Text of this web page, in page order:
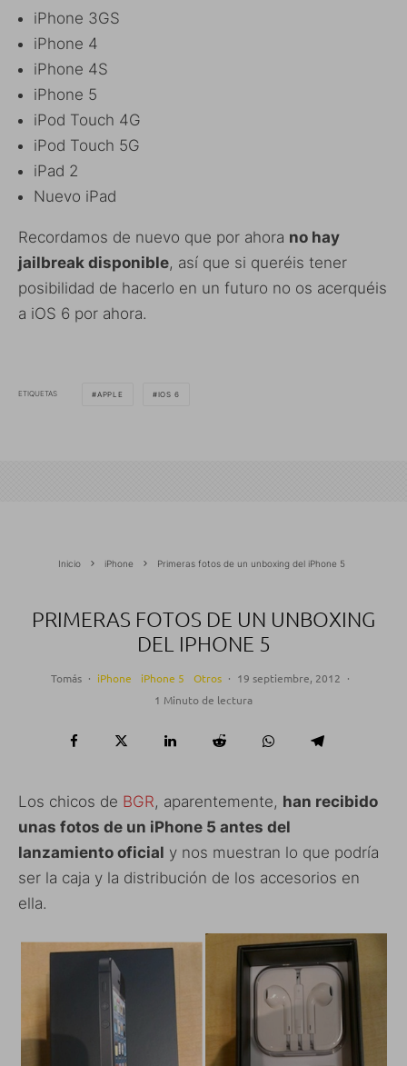
iPhone 3GS
iPhone 4
iPhone 4S
iPhone 5
iPod Touch 4G
iPod Touch 5G
iPad 2
Nuevo iPad
Recordamos de nuevo que por ahora no hay
jailbreak disponible, así que si queréis tener
posibilidad de hacerlo en un futuro no os acerquéis
a iOS 6 por ahora.
ETIQUETAS APPLE IOS 6
Inicio iPhone Primeras fotos de un unboxing del iPhone 5
PRIMERAS FOTOS DE UN UNBOXING
DEL IPHONE 5
Tomás · iPhone iPhone 5 Otros · 19 septiembre, 2012 ·
1 Minuto de lectura
Los chicos de BGR, aparentemente, han recibido
unas fotos de un iPhone 5 antes del
lanzamiento oficial y nos muestran lo que podría
ser la caja y la distribución de los accesorios en
ella.